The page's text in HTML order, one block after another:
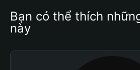
Bạn có thể thích
này